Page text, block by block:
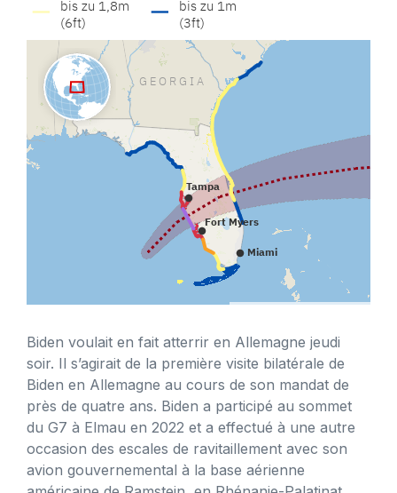
Biden voulait en fait atterrir en Allemagne jeudi
soir. Il s’agirait de la première visite bilatérale de
Biden en Allemagne au cours de son mandat de
près de quatre ans. Biden a participé au sommet
du G7 à Elmau en 2022 et a effectué à une autre
occasion des escales de ravitaillement avec son
avion gouvernemental à la base aérienne